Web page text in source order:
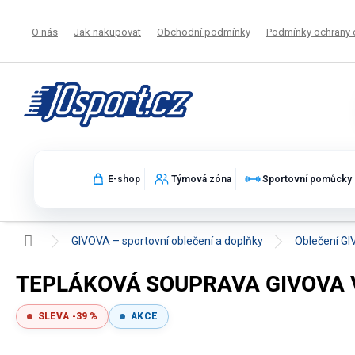
O nás Jak nakupovat Obchodní podmínky Podmínky ochrany
E-shop Týmová zóna Sportovní pomůcky
Domů GIVOVA – sportovní oblečení a doplňky Oblečení
TEPLÁKOVÁ SOUPRAVA
SLEVA -39 % AKCE